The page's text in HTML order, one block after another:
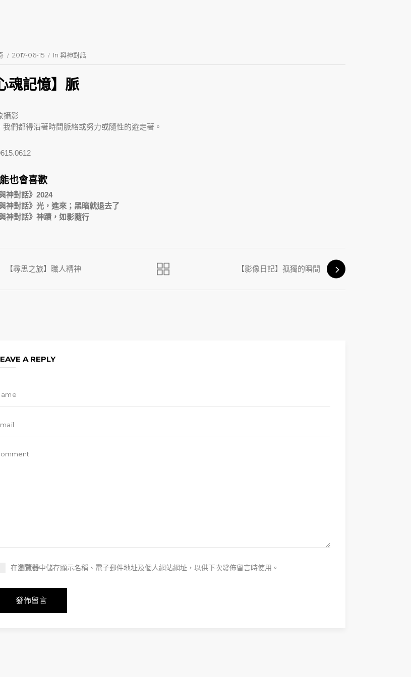
2017-06-15 In 與神對話
魂記憶】脈
我們都得沿著時間脈絡或努力或隨性的遊走著。
也會喜歡
與神對話》2024
與神對話》光，進來；黑暗就退去了
與神對話》神蹟，如影隨行
【尋思之旅】職人精神 【影像日記】孤獨的瞬間
A REPLY
在瀏覽器中儲存顯示名稱、電子郵件地址及個人網站網址，以供下次發佈留言時使用。